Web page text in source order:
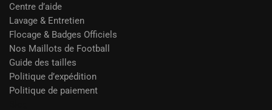
Centre d’aide
Lavage & Entretien
Flocage & Badges Officiels
Nos Maillots de Football
Guide des tailles
Politique d’expédition
Politique de paiement